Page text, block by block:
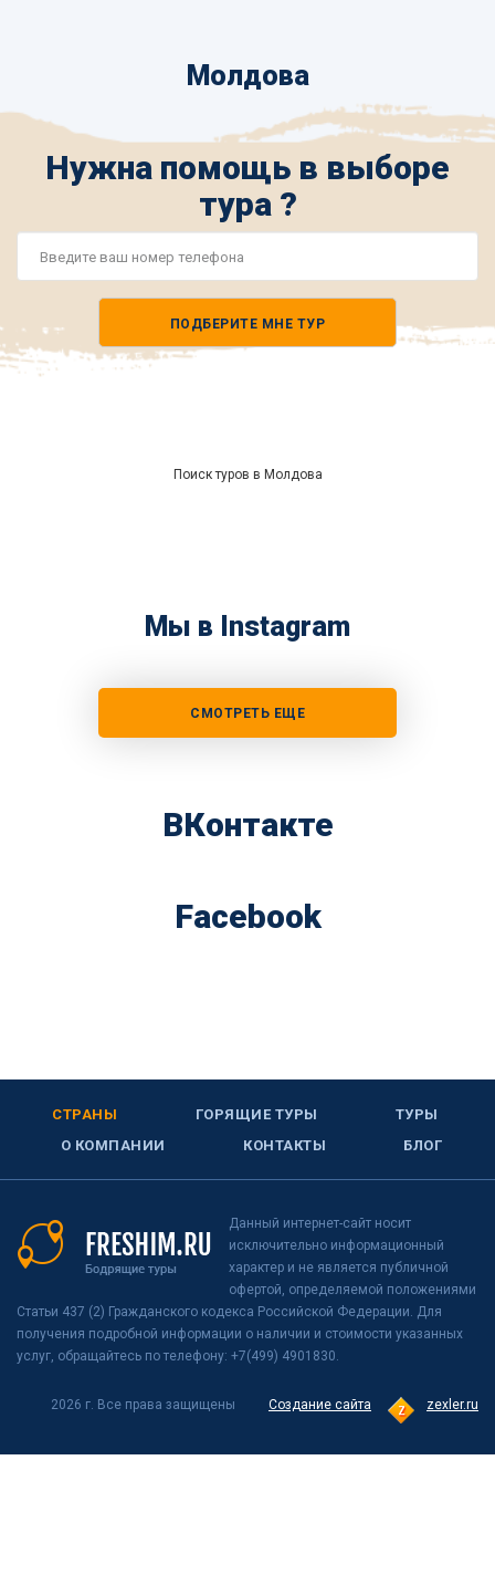
Молдова
Нужна помощь в выборе
тура ?
ПОДБЕРИТЕ МНЕ ТУР
Поиск туров в Молдова
Мы в Instagram
СМОТРЕТЬ ЕЩЕ
ВКонтакте
Facebook
СТРАНЫ ГОРЯЩИЕ ТУРЫ
ТУРЫ
О КОМПАНИИ
КОНТАКТЫ БЛОГ
Данный интернет-сайт носит
исключительно информационный
характер и не является публичной
офертой, определяемой положениями
Статьи 437 (2) Гражданского кодекса Российской Федерации. Для
получения подробной информации о наличии и стоимости указанных
услуг, обращайтесь по телефону: +7(499) 4901830.
Создание сайта zexler.ru
2026 г. Все права защищены